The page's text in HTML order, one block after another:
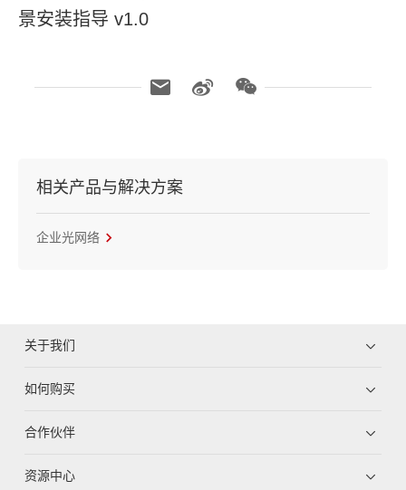
景安装指导 v1.0
相关产品与解决方案
企业光网络
关于我们
如何购买
合作伙伴
资源中心